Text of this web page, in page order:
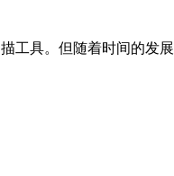
工具。但随着时间的发